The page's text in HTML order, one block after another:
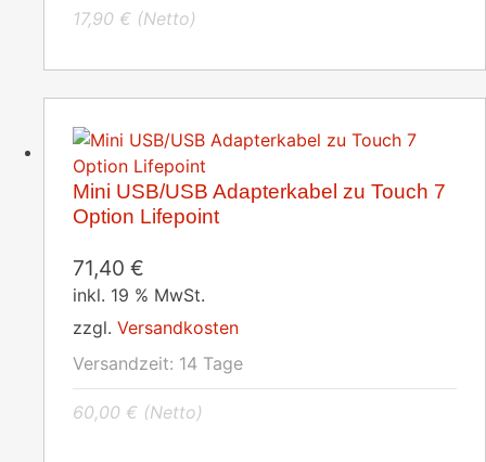
17,90 € (Netto)
Mini USB/USB Adapterkabel zu Touch 7
Option Lifepoint
71,40 €
inkl. 19 % MwSt.
zzgl. Versandkosten
Versandzeit: 14 Tage
60,00 € (Netto)